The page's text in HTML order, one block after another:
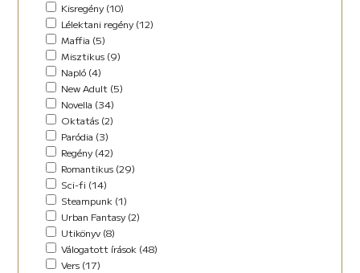
Kisregény (10)
Lélektani regény (12)
Maffia (5)
Misztikus (9)
Napló (4)
New Adult (5)
Novella (34)
Oktatás (2)
Paródia (3)
Regény (42)
Romantikus (29)
Sci-fi (14)
Steampunk (1)
Urban Fantasy (2)
Utikönyv (8)
Válogatott írások (48)
Vers (17)